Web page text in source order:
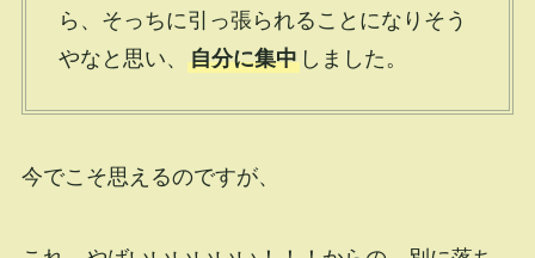
ら、そっちに引っ張られることになりそう
やなと思い、 自分に集中しました。
今でこそ思えるのですが、